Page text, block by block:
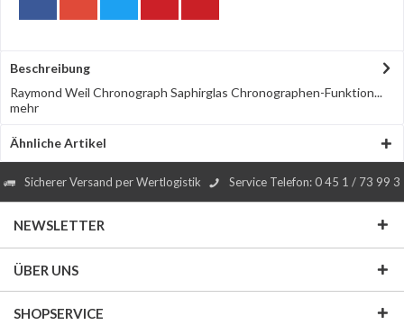
Beschreibung
Raymond Weil Chronograph Saphirglas Chronographen-Funktion...
mehr
Ähnliche Artikel
Sicherer Versand per Wertlogistik Service Telefon: 0 45 1 / 73 99 3
NEWSLETTER
ÜBER UNS
SHOPSERVICE